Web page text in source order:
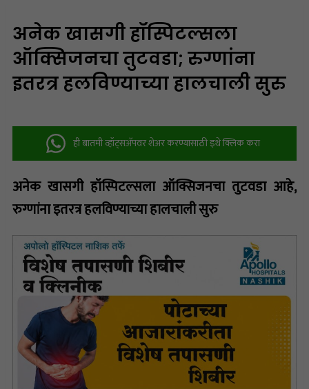
अनेक खासगी हॉस्पिटल्सला
ऑक्सिजनचा तुटवडा; रुग्णांना
इतरत्र हलविण्याच्या हालचाली सुरु
ही बातमी व्हॉट्सअ‍ॅपवर शेअर करण्यासाठी इथे क्लिक करा
अनेक खासगी हॉस्पिटल्सला ऑक्सिजनचा तुटवडा आहे,
रुग्णांना इतरत्र हलविण्याच्या हालचाली सुरु